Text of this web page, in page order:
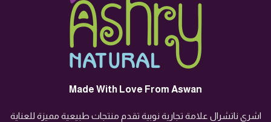
Made With Love From Aswan
اشري ناتشرال علامة تجارية نوبية تقدم منتجات طبيعية مميزة للعناية